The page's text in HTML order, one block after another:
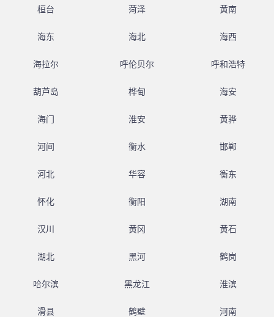
桓台 菏泽 黄南
海东 海北 海西
海拉尔 呼伦贝尔 呼和浩特
葫芦岛 桦甸 海安
海门 淮安 黄骅
河间 衡水 邯郸
河北 华容 衡东
怀化 衡阳 湖南
汉川 黄冈 黄石
湖北 黑河 鹤岗
哈尔滨 黑龙江 淮滨
滑县 鹤壁 河南